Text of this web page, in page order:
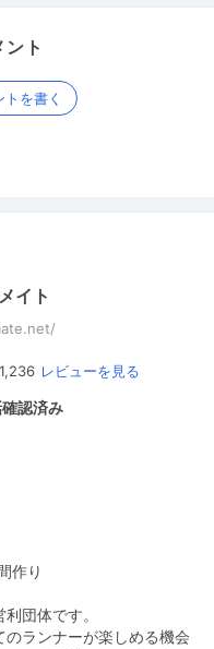
ト
を書く
イト
1,236 レビューを見る
認済み
作り
団体です。
ランナーが楽しめる機会